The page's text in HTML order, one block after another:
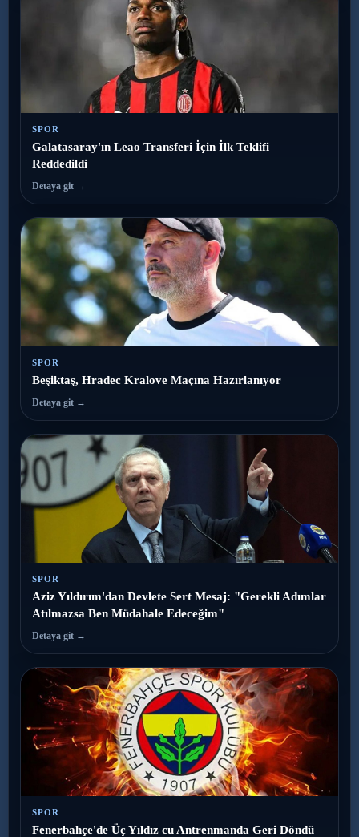
SPOR
Galatasaray'ın Leao Transferi İçin İlk Teklifi
Reddedildi
Detaya git →
SPOR
Beşiktaş, Hradec Kralove Maçına Hazırlanıyor
Detaya git →
SPOR
Aziz Yıldırım'dan Devlete Sert Mesaj: "Gerekli Adımlar
Atılmazsa Ben Müdahale Edeceğim"
Detaya git →
SPOR
Fenerbahçe'de Üç Yıldız cu Antrenmanda Geri Döndü